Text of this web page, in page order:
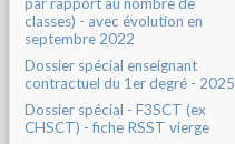
classes) - avec évolution en
septembre 2022
Dossier spécial enseignant
contractuel du 1er degré - 2025
Dossier spécial - F3SCT (ex
CHSCT) - fiche RSST vierge